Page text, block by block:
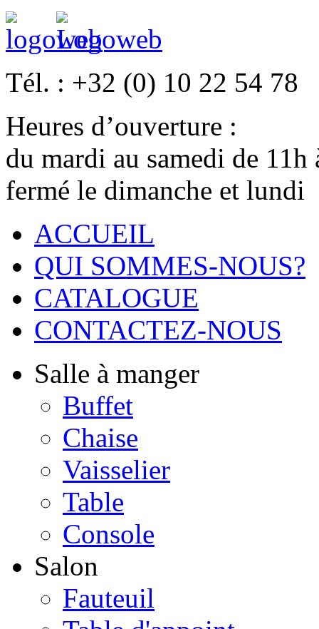
Tél. : +32 (0) 10 22 54 78
Heures d’ouverture :
du mardi au samedi de 11h
fermé le dimanche et lundi
ACCUEIL
QUI SOMMES-NOUS?
CATALOGUE
CONTACTEZ-NOUS
Salle à manger
Buffet
Chaise
Vaisselier
Table
Console
Salon
Fauteuil